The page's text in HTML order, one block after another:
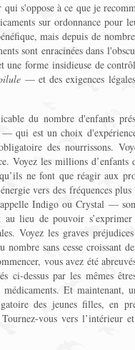
s'oppose à ce que je
sur ordonnance pour
mais depuis de
sont enracinées dans
une forme insidieuse de
— et des exigences
du nombre d'enfants
— qui est un choix
des nourrissons.
Voyez les millions
ne font que réagir aux
vers des fréquences
Indigo ou Crystal —
au lieu de pouvoir
Voyez les graves
nombre sans cesse croissant
vous avez été
ci-dessus par les mêmes
Et maintenant,
des jeunes filles, en
vous vers l’intérieur